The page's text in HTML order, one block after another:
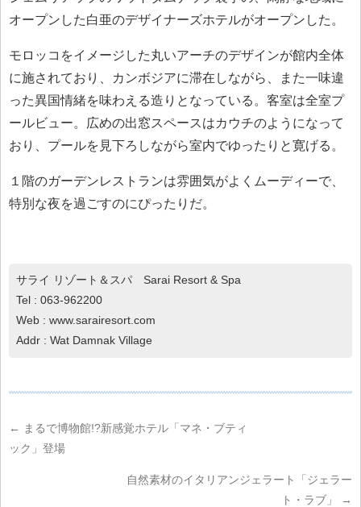
オープンした白亜のデザイナーズホテルがオープンした。
モロッコをイメージした丸いアーチのデザインが館内全体
に施されており、カンボジアに滞在しながら、また一味違
った異国情緒を味わえる造りとなっている。客室は全室プ
ールビュー。広めの出窓スペースはカウチのようになって
おり、プールを見下ろしながら室内でゆったりと寛げる。
１階のガーデンレストランは雰囲気がよくムーディーで、
特別な夜を過ごすのにぴったりだ。
サライ リゾート＆スパ Sarai Resort & Spa
Tel : 063-962200
Web : www.sarairesort.com
Addr : Wat Damnak Village
←
まるで博物館!?新感覚ホテル「マネ・ブティ
ック」登場
自然素材のイタリアンジェラート「ジェラー
ト・ラブ」
→